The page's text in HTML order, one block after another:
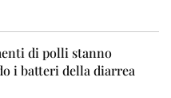
di polli stanno
i batteri della diarrea